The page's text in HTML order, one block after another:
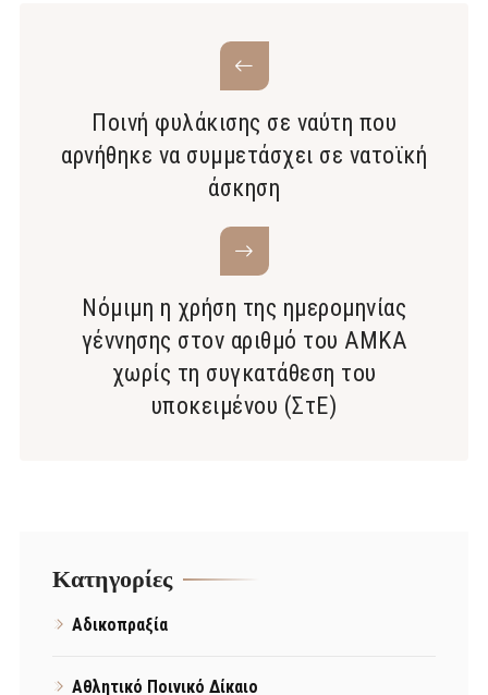
Ποινή φυλάκισης σε ναύτη που
αρνήθηκε να συμμετάσχει σε νατοϊκή
άσκηση
Νόμιμη η χρήση της ημερομηνίας
γέννησης στον αριθμό του ΑΜΚΑ
χωρίς τη συγκατάθεση του
υποκειμένου (ΣτΕ)
Kατηγορίες
Αδικοπραξία
Αθλητικό Ποινικό Δίκαιο